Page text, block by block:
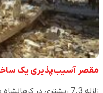
مقصر آسیب‌پذیری یک